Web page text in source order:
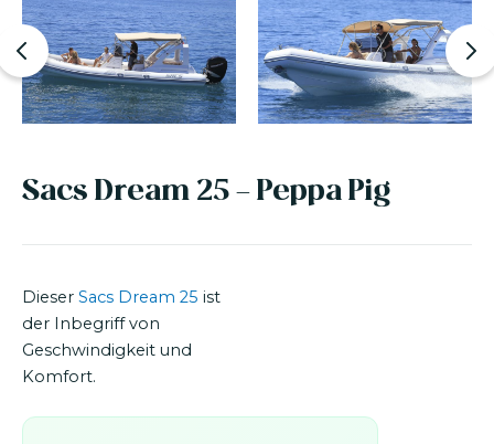
Sacs Dream 25 - Peppa Pig
Dieser Sacs Dream 25 ist
der Inbegriff von
Geschwindigkeit und
Komfort.